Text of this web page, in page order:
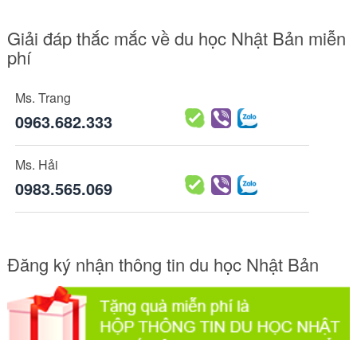
Giải đáp thắc mắc về du học Nhật Bản miễn
phí
Ms. Trang
0963.682.333
Ms. Hải
0983.565.069
Đăng ký nhận thông tin du học Nhật Bản